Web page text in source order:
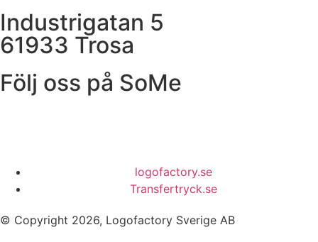
Industrigatan 5
61933 Trosa
Följ oss på SoMe
logofactory.se
Transfertryck.se
© Copyright 2026, Logofactory Sverige AB